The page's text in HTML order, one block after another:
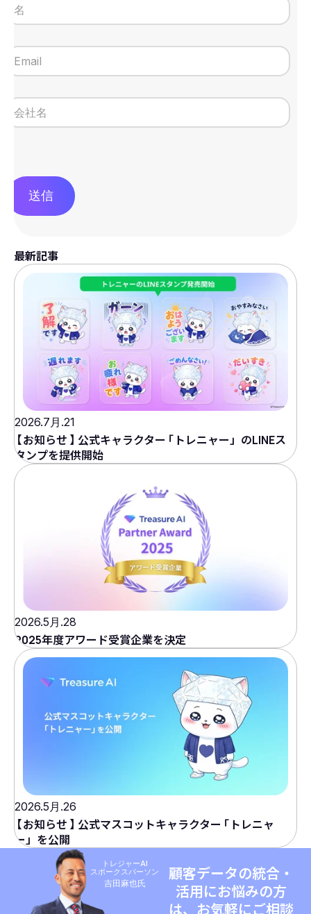
送信
最新記事
2026.7月.21
【お知らせ 】 公式キャラクター 「 トレニャー」のLINEス
タンプを提供開始
2026.5月.28
2025年度アワード受賞企業を決定
2026.5月.26
【お知らせ 】 公式マスコットキャラクター 「 トレニャ
ー」を公開
トレジャーAI
スポークスパーソン
吉田麻也氏
顧客データの統合・
活用にお悩みの方
は、お気軽にご相談